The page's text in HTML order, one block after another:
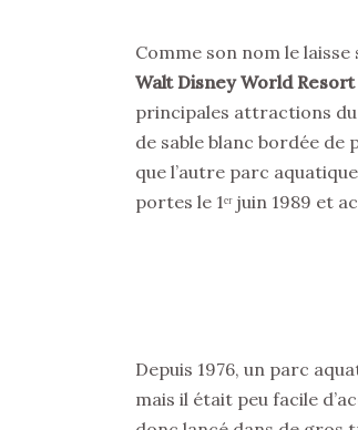
Comme son nom le laisse
Walt Disney World
principales attractions du
de sable blanc bordée
que l’autre parc aquatique
portes le 1ᵉʳ juin 1989 et
Depuis 1976, un parc
mais il était peu facile